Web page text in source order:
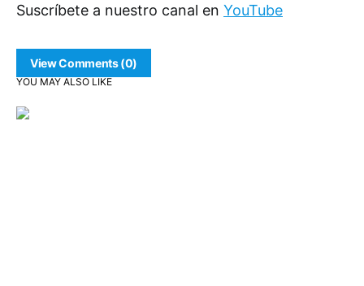
Suscríbete a nuestro canal en YouTube
View Comments (0)
YOU MAY ALSO LIKE